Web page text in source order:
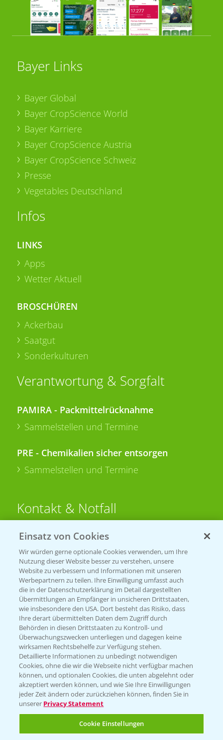
Bayer Links
Bayer Global
Bayer CropScience World
Bayer Karriere
Bayer CropScience Austria
Bayer CropScience Schweiz
Presse
Vegetables Deutschland
Infos
LINKS
Apps
Wetter Aktuell
BROSCHÜREN
Ackerbau
Saatgut
Sonderkulturen
Verantwortung & Sorgfalt
PAMIRA - Packmittelrücknahme
Sammelstellen und Termine
PRE - Chemikalien sicher entsorgen
Sammelstellen und Termine
Kontakt & Notfall
Beratung auf WhatsApp
T.+49 (0)174 346 564 1
KONTAKT
Hilfe in Notfällen
T.+49 (0)214/30-20220
Folgen Sie uns
Einsatz von Cookies
Wir würden gerne optionale Cookies verwenden, um Ihre
Nutzung dieser Website besser zu verstehen, unsere
Website zu verbessern und Informationen mit unseren
Werbepartnern zu teilen. Ihre Einwilligung umfasst auch
die in der Datenschutzerklärung im Detail dargestellten
Übermittlungen an Empfänger in unsicheren Drittstaaten,
wie insbesondere den USA. Dort besteht das Risiko, dass
Ihre derart übermittelten Daten dem Zugriff durch
Behörden in diesen Drittstaaten zu Kontroll- und
Überwachungszwecken unterliegen und dagegen keine
wirksamen Rechtsbehelfe zur Verfügung stehen.
Detaillierte Informationen zu unbedingt notwendigen
Cookies, ohne die wir die Webseite nicht verfügbar machen
können, und optionalen Cookies, die unten abgelehnt oder
akzeptiert werden können, und wie Sie Ihre Einwilligungen
jeder Zeit ändern oder zurückziehen können, finden Sie in
unserer Privacy Statement
Cookie Einstellungen